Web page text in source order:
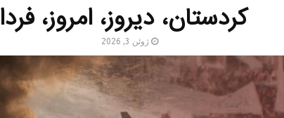
کردستان، دیروز، امروز، فردا
ژوئن 3, 2026